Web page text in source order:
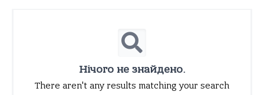
Нічого не знайдено.
There aren't any results matching your search